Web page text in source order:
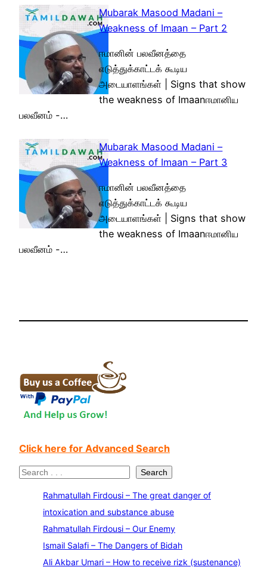
Mubarak Masood Madani –
Weakness of Imaan – Part 2
ஈமானின் பலவீனத்தை
எடுத்துக்காட்டக் கூடிய
அடையாளங்கள் | Signs that show
the weakness of Imaanஈமானிய
பலவீனம் -…
Mubarak Masood Madani –
Weakness of Imaan – Part 3
ஈமானின் பலவீனத்தை
எடுத்துக்காட்டக் கூடிய
அடையாளங்கள் | Signs that show
the weakness of Imaanஈமானிய
பலவீனம் -…
Click here for Advanced Search
S
Search
Rahmatullah Firdousi – The great danger of
intoxication and substance abuse
Rahmatullah Firdousi – Our Enemy
Ismail Salafi – The Dangers of Bidah
Ali Akbar Umari – How to receive rizk (sustenance)